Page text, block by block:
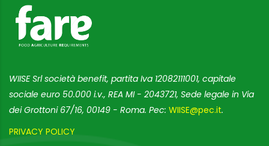
WIISE Srl società benefit, partita Iva 12082111001, capitale
sociale euro 50.000 i.v., REA MI - 2043721, Sede legale in Via
dei Grottoni 67/16, 00149 - Roma. Pec: WIISE@pec.it.
PRIVACY POLICY